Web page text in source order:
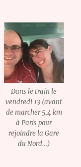
Dans le train le
vendredi 13 (avant
de marcher 5,4 km
à Paris pour
rejoindre la Gare
du Nord…)